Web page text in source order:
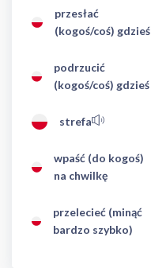
przesłać
(kogoś/coś) gdzieś
podrzucić
(kogoś/coś) gdzieś
strefa
wpaść (do kogoś)
na chwilkę
przelecieć (minąć
bardzo szybko)